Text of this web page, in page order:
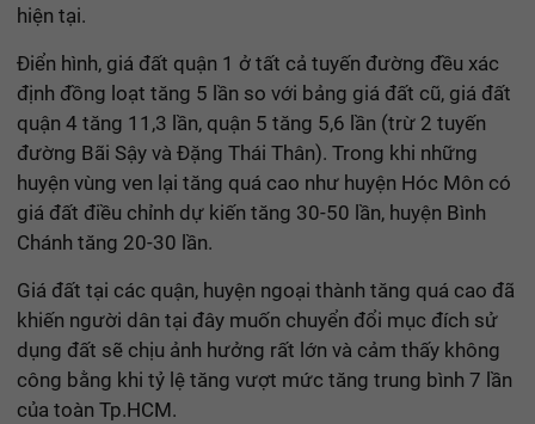
hiện tại.
Điển hình, giá đất quận 1 ở tất cả tuyến đường đều xác
định đồng loạt tăng 5 lần so với bảng giá đất cũ, giá đất
quận 4 tăng 11,3 lần, quận 5 tăng 5,6 lần (trừ 2 tuyến
đường Bãi Sậy và Đặng Thái Thân). Trong khi những
huyện vùng ven lại tăng quá cao như huyện Hóc Môn có
giá đất điều chỉnh dự kiến tăng 30-50 lần, huyện Bình
Chánh tăng 20-30 lần.
Giá đất tại các quận, huyện ngoại thành tăng quá cao đã
khiến người dân tại đây muốn chuyển đổi mục đích sử
dụng đất sẽ chịu ảnh hưởng rất lớn và cảm thấy không
công bằng khi tỷ lệ tăng vượt mức tăng trung bình 7 lần
của toàn Tp.HCM.